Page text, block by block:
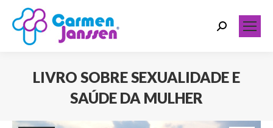
Search:
LIVRO SOBRE SEXUALIDADE E
SAÚDE DA MULHER